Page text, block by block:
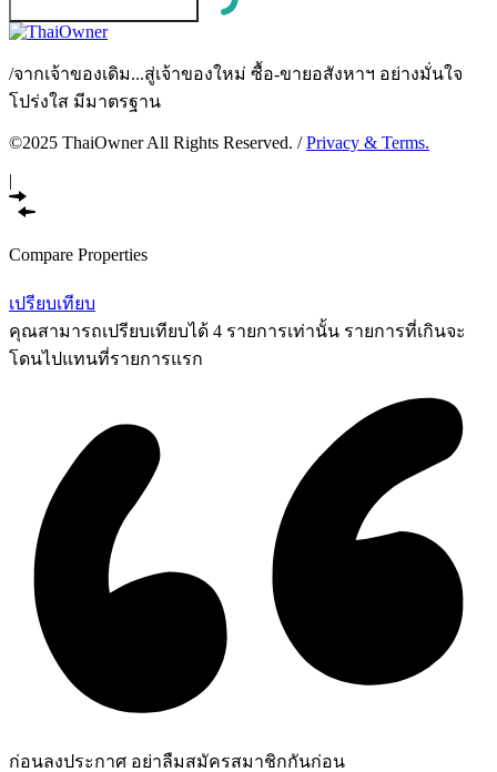
/จากเจ้าของเดิม...สู่เจ้าของใหม่ ซื้อ-ขายอสังหาฯ อย่างมั่นใจ
โปร่งใส มีมาตรฐาน
©2025 ThaiOwner All Rights Reserved. /Privacy & Terms.
|
Compare Properties
เปรียบเทียบ
คุณสามารถเปรียบเทียบได้ 4 รายการเท่านั้น รายการที่เกินจะ
โดนไปแทนที่รายการแรก
ก่อนลงประกาศ อย่าลืมสมัครสมาชิกกันก่อน